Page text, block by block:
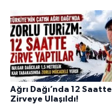
Ağrı Dağı’nda 12 Saatte
Zirveye Ulaşıldı!